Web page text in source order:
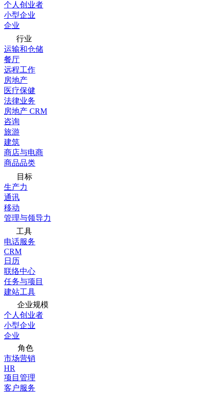
个人创业者
小型企业
企业
行业
运输和仓储
餐厅
远程工作
房地产
医疗保健
法律业务
房地产 CRM
咨询
旅游
建筑
商店与电商
商品品类
目标
生产力
通讯
移动
管理与领导力
工具
电话服务
CRM
日历
联络中心
任务与项目
建站工具
企业规模
个人创业者
小型企业
企业
角色
市场营销
HR
项目管理
客户服务